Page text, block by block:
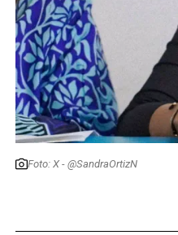
Foto: X - @SandraOrtizN